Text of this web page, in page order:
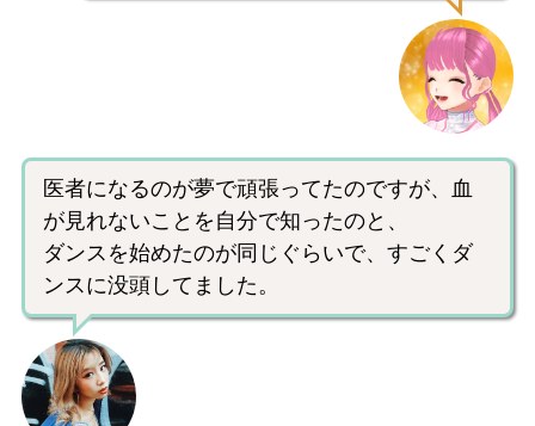
医者になるのが夢で頑張ってたのですが、血
が見れないことを自分で知ったのと、
ダンスを始めたのが同じぐらいで、すごくダ
ンスに没頭してました。